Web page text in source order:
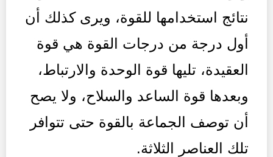
نتائج استخدامها للقوة، ويرى كذلك أن
أول درجة من درجات القوة هي قوة
العقيدة، تليها قوة الوحدة والارتباط،
وبعدها قوة الساعد والسلاح، ولا يصح
أن توصف الجماعة بالقوة حتى تتوافر
تلك العناصر الثلاثة.